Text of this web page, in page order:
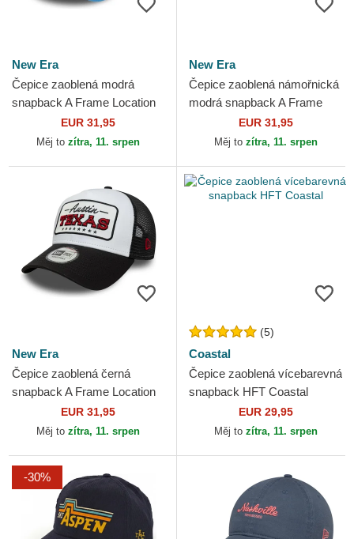
New Era
Čepice zaoblená modrá
snapback A Frame Location
Patch Mykonos New Era
EUR 31,95
Měj to zítra, 11. srpen
New Era
Čepice zaoblená námořnická
modrá snapback A Frame
Location Los Angeles
Ciudades y Playas...
EUR 31,95
Měj to zítra, 11. srpen
New Era
Čepice zaoblená černá
snapback A Frame Location
Austin Ciudades y Playas
Texas New Era
EUR 31,95
Měj to zítra, 11. srpen
(5)
Coastal
Čepice zaoblená vícebarevná
snapback HFT Coastal
EUR 29,95
Měj to zítra, 11. srpen
-30%